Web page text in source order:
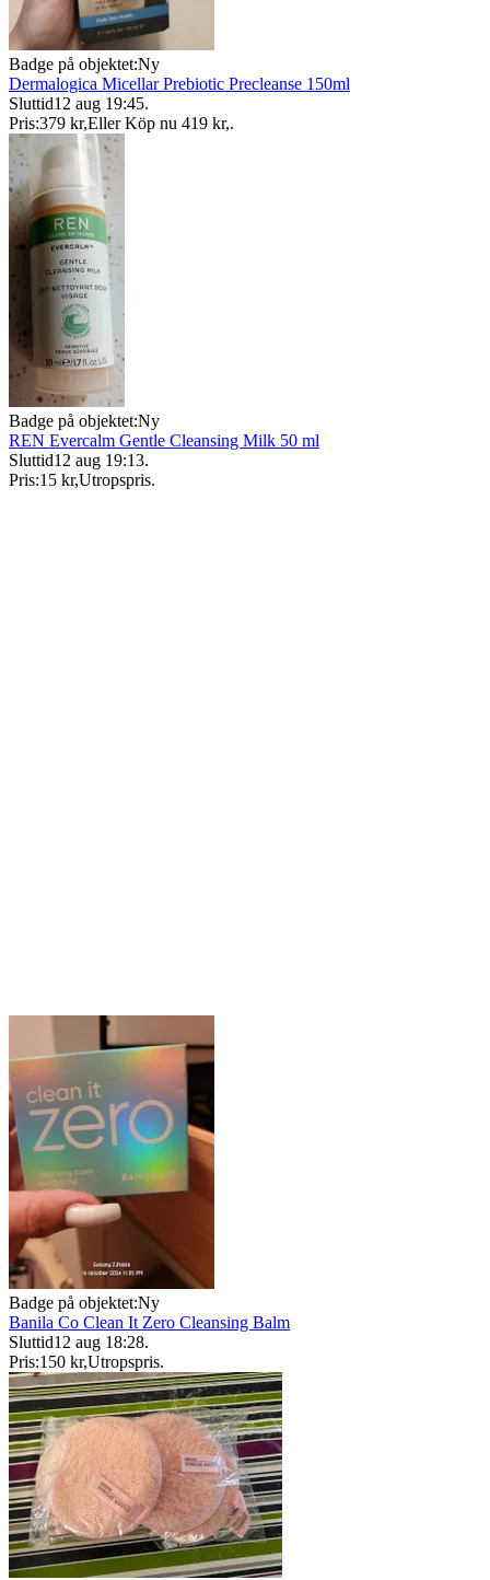
Badge på objektet:Ny
Dermalogica Micellar Prebiotic Precleanse 150ml
Sluttid12 aug 19:45.
Pris:379 kr,Eller Köp nu 419 kr,.
Badge på objektet:Ny
REN Evercalm Gentle Cleansing Milk 50 ml
Sluttid12 aug 19:13.
Pris:15 kr,Utropspris.
Badge på objektet:Ny
Banila Co Clean It Zero Cleansing Balm
Sluttid12 aug 18:28.
Pris:150 kr,Utropspris.